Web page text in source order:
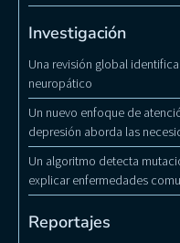
Investigación
Una revisión global
neuropático
Un nuevo enfoque de
depresión aborda las
Un algoritmo detecta
explicar enfermedades
Reportajes